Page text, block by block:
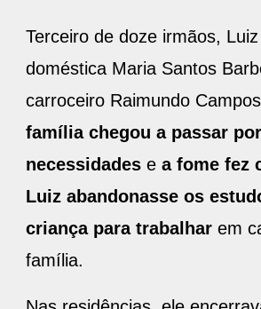
Terceiro de doze irmãos,
doméstica Maria Santos
carroceiro Raimundo
família chegou a passar
necessidades e a fome fez
Luiz abandonasse os
criança para trabalhar em
família.